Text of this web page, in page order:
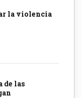
la violencia
de las